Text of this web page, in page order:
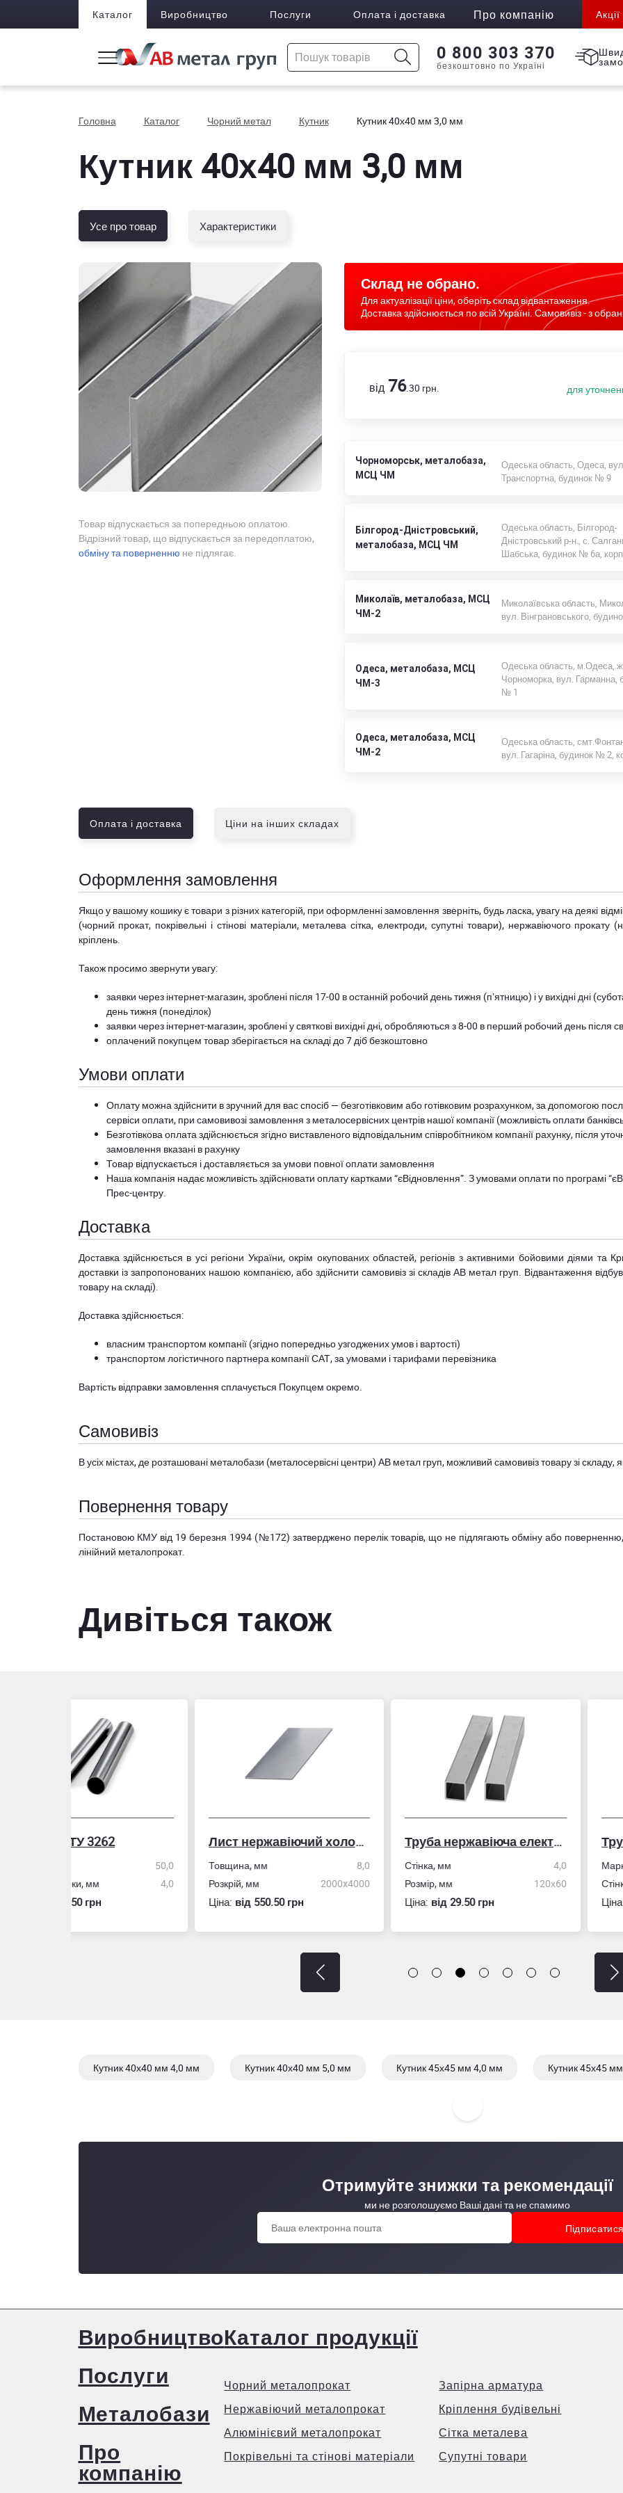
Каталог Виробництво Послуги Оплата і доставка Про компанію Акції
0 800 303 370
безкоштовно по Україні
Головна Каталог Чорний метал Кутник Кутник 40х40 мм 3,0 мм
Кутник 40х40 мм 3,0 мм
Усе про товар Характеристики
Товар відпускається за попередньою оплатою.
Відрізний товар, що відпускається за передоплатою,
обміну та поверненню не підлягає.
Склад не обрано.
Для актуалізації ціни, оберіть склад відвантаження.
Доставка здійснюється по всій Україні. Самовивіз - з
від 76.30 грн. для
Чорноморськ, металобаза,
МСЦ ЧМ
Одеська область, Одеса,
Транспортна, будинок № 9
Білгород-Дністровський,
металобаза, МСЦ ЧМ
Одеська область, Білгород-
Дністровський р-н., с.
Шабська, будинок № 6а,
Миколаїв, металобаза, МСЦ
ЧМ-2
Миколаївська область,
вул. Вінграновського,
Одеса, металобаза, МСЦ
ЧМ-3
Одеська область, м.Одеса,
Чорноморка, вул. Гарманна,
№ 1
Одеса, металобаза, МСЦ
ЧМ-2
Одеська область,
вул. Гагаріна, будинок № 2,
Оплата і доставка Ціни на інших складах
Оформлення замовлення
Якщо у вашому кошику є товари з різних категорій, при оформленні замовлення зверніть, будь ласка, увагу на деякі
(чорний прокат, покрівельні і стінові матеріали, металева сітка, електроди, супутні товари), нержавіючого
кріплень.
Також просимо звернути увагу:
заявки через інтернет-магазин, зроблені після 17-00 в останній робочий день тижня (пʼятницю) і у вихідні дні
день тижня (понеділок)
заявки через інтернет-магазин, зроблені у святкові вихідні дні, обробляються з 8-00 в перший робочий день після
оплачений покупцем товар зберігається на складі до 7 діб безкоштовно
Умови оплати
Оплату можна здійснити в зручний для вас спосіб — безготівковим або готівковим розрахунком, за допомогою
сервіси оплати, при самовивозі замовлення з металосервісних центрів нашої компанії (можливість оплати
Безготівкова оплата здійснюється згідно виставленого відповідальним співробітником компанії рахунку, після
замовлення вказані в рахунку
Товар відпускається і доставляється за умови повної оплати замовлення
Наша компанія надає можливість здійснювати оплату картками “єВідновлення”. З умовами оплати по програмі
Прес-центру.
Доставка
Доставка здійснюється в усі регіони України, окрім окупованих областей, регіонів з активними бойовими діями
доставки із запропонованих нашою компанією, або здійснити самовивіз зі складів АВ метал груп. Відвантаження
товару на складі).
Доставка здійснюється:
власним транспортом компанії (згідно попередньо узгоджених умов і вартості)
транспортом логістичного партнера компанії САТ, за умовами і тарифами перевізника
Вартість відправки замовлення сплачується Покупцем окремо.
Самовивіз
В усіх містах, де розташовані металобази (металосервісні центри) АВ метал груп, можливий самовивіз товару зі
Повернення товару
Постановою КМУ від 19 березня 1994 (№172) затверджено перелік товарів, що не підлягають обміну або
лінійний металопрокат.
Дивіться також
Лист нержавіючий холоднокатаний
8,0
Розкрій, мм
2000x4000
Ціна:
Труба нержавіюча електрозварна профільна
4,0
Розмір, мм
120х60
Ціна:
Труба алюмінієва
АД31/
Ціна:
Кутник 40х40 мм 4,0 мм Кутник 40х40 мм 5,0 мм Кутник 45х45 мм 4,0 мм Кутник 45х45
Отримуйте знижки та рекомендації
ми не розголошуємо Ваші дані та не спамимо
Виробництво
Послуги
Металобази
Про
компанію
Каталог продукції
Чорний металопрокат
Нержавіючий металопрокат
Алюмінієвий металопрокат
Покрівельні та стінові матеріали
Запірна арматура
Кріплення будівельні
Сітка металева
Супутні товари